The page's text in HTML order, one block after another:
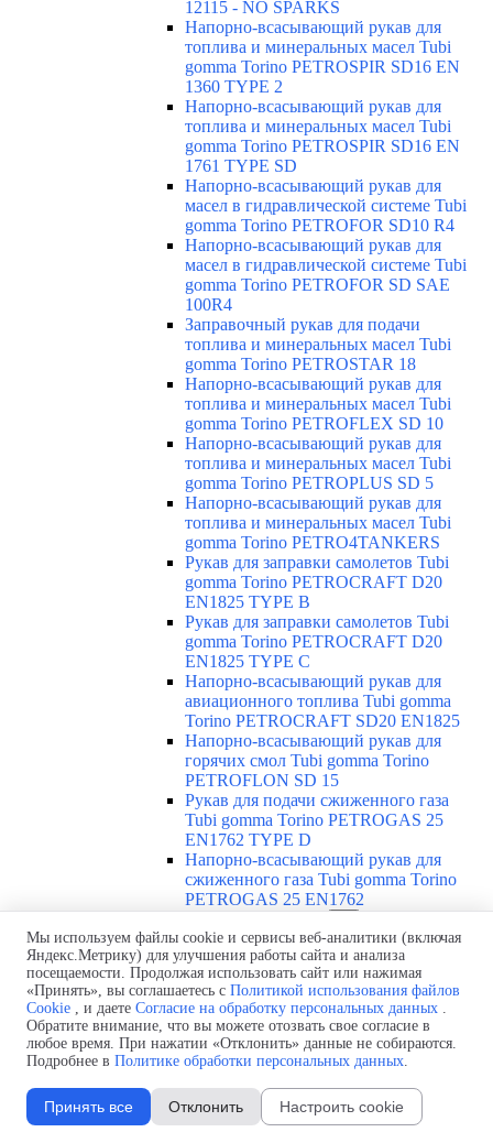
12115 - NO SPARKS
Напорно-всасывающий рукав для
топлива и минеральных масел Tubi
gomma Torino PETROSPIR SD16 EN
1360 TYPE 2
Напорно-всасывающий рукав для
топлива и минеральных масел Tubi
gomma Torino PETROSPIR SD16 EN
1761 TYPE SD
Напорно-всасывающий рукав для
масел в гидравлической системе Tubi
gomma Torino PETROFOR SD10 R4
Напорно-всасывающий рукав для
масел в гидравлической системе Tubi
gomma Torino PETROFOR SD SAE
100R4
Заправочный рукав для подачи
топлива и минеральных масел Tubi
gomma Torino PETROSTAR 18
Напорно-всасывающий рукав для
топлива и минеральных масел Tubi
gomma Torino PETROFLEX SD 10
Напорно-всасывающий рукав для
топлива и минеральных масел Tubi
gomma Torino PETROPLUS SD 5
Напорно-всасывающий рукав для
топлива и минеральных масел Tubi
gomma Torino PETRO4TANKERS
Рукав для заправки самолетов Tubi
gomma Torino PETROCRAFT D20
EN1825 TYPE B
Рукав для заправки самолетов Tubi
gomma Torino PETROCRAFT D20
EN1825 TYPE C
Напорно-всасывающий рукав для
авиационного топлива Tubi gomma
Torino PETROCRAFT SD20 EN1825
Напорно-всасывающий рукав для
горячих смол Tubi gomma Torino
PETROFLON SD 15
Рукав для подачи сжиженного газа
Tubi gomma Torino PETROGAS 25
EN1762 TYPE D
Напорно-всасывающий рукав для
сжиженного газа Tubi gomma Torino
PETROGAS 25 EN1762
Обзор абразивостойких рукавов
Напорно-всасывающий
абразивостойкий рукав Tubi gomma
Torino ABRACORR-FRA SD 10
Пескоструйный рукав Tubi gomma
Torino ABRASAND /12
Пескоструйный рукав Tubi gomma
Рукав для штукатурки Tubi gomma
Torino ABRAPLUS 40
Мы используем файлы cookie и сервисы веб-аналитики (включая
Яндекс.Метрику) для улучшения работы сайта и анализа
посещаемости. Продолжая использовать сайт или нажимая
«Принять», вы соглашаетесь с Политикой использования файлов
Cookie , и даете Согласие на обработку персональных данных .
Обратите внимание, что вы можете отозвать свое согласие в
любое время. При нажатии «Отклонить» данные не собираются.
Подробнее в Политике обработки персональных данных.
Принять все Отклонить Настроить cookie